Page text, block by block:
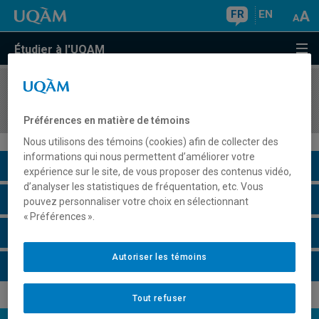
FR EN
Étudier à l'UQAM
COURS//
Description du cours
Horaire - Été 2026
Préférences en matière de témoins
Nous utilisons des témoins (cookies) afin de collecter des
informations qui nous permettent d’améliorer votre
expérience sur le site, de vous proposer des contenus vidéo,
d’analyser les statistiques de fréquentation, etc. Vous
pouvez personnaliser votre choix en sélectionnant
« Préférences ».
Tout refuser
Autoriser les témoins